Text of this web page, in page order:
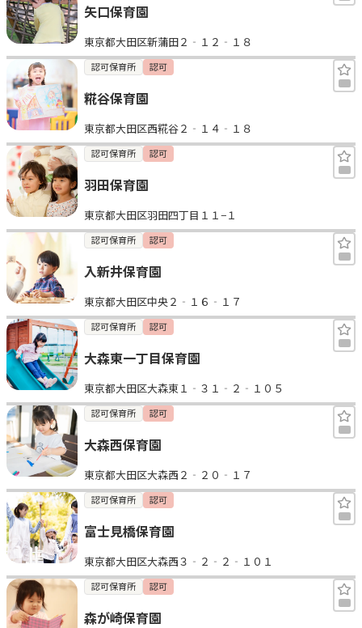
矢口保育園
東京都大田区新蒲田２‐１２‐１８
認可保育所 認可
糀谷保育園
東京都大田区西糀谷２‐１４‐１８
認可保育所 認可
羽田保育園
東京都大田区羽田四丁目１１−１
認可保育所 認可
入新井保育園
東京都大田区中央２‐１６‐１７
認可保育所 認可
大森東一丁目保育園
東京都大田区大森東１‐３１‐２‐１０５
認可保育所 認可
大森西保育園
東京都大田区大森西２‐２０‐１７
認可保育所 認可
富士見橋保育園
東京都大田区大森西３‐２‐２‐１０１
認可保育所 認可
森が崎保育園